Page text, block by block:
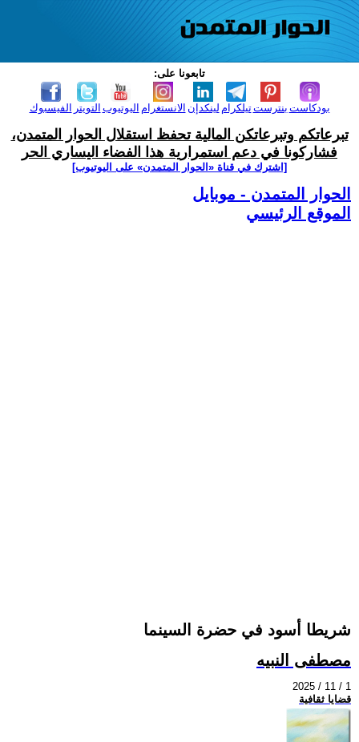
تابعونا على:
الفيسبوك التويتر اليوتيوب الانستغرام لينكدإن تيلكرامبنترست بودكاست
تبرعاتكم وتبرعاتكن المالية تحفظ استقلال الحوار المتمدن،
فشاركونا في دعم استمرارية هذا الفضاء اليساري الحر
[اشترك في قناة ‫«الحوار المتمدن» على اليوتيوب]
الحوار المتمدن - موبايل
الموقع الرئيسي
شريطا أسود في حضرة السينما
مصطفى النبيه
2025 / 11 / 1
قضايا ثقافية